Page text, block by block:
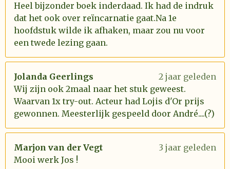
Heel bijzonder boek inderdaad. Ik had de indruk
dat het ook over reïncarnatie gaat.Na 1e
hoofdstuk wilde ik afhaken, maar zou nu voor
een twede lezing gaan.
Jolanda Geerlings
2 jaar geleden
Wij zijn ook 2maal naar het stuk geweest.
Waarvan 1x try-out. Acteur had Lojis d'Or prijs
gewonnen. Meesterlijk gespeeld door André....(?)
Marjon van der Vegt
3 jaar geleden
Mooi werk Jos !